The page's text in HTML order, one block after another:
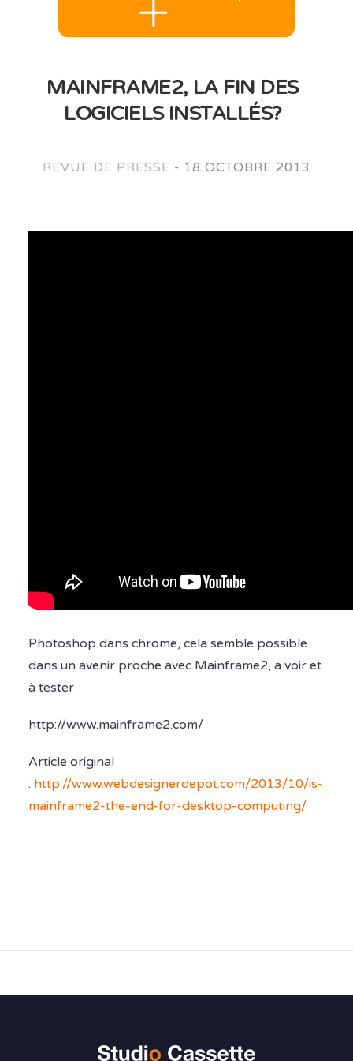
MAINFRAME2, LA FIN DES
LOGICIELS INSTALLÉS?
REVUE DE PRESSE - 18 OCTOBRE 2013
Photoshop dans chrome, cela semble possible
dans un avenir proche avec Mainframe2, à voir et
à tester
http://www.mainframe2.com/
Article original
: http://www.webdesignerdepot.com/2013/10/is-
mainframe2-the-end-for-desktop-computing/